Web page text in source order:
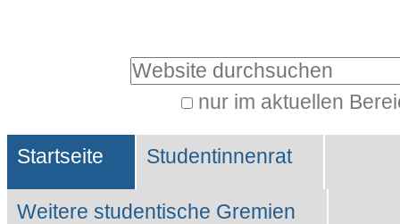
Website durchsuchen
nur im aktuellen
Suche…
Sektionen
Startseite Studentinnenrat
Weitere studentische Gremien